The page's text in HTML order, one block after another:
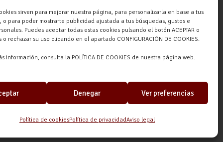
sirven para mejorar nuestra página, para personalizarla en base a tus
o para poder mostrarte publicidad ajustada a tus búsquedas, gustos e
Puedes aceptar todas estas cookies pulsando el botón ACEPTAR o
rechazar su uso clicando en el apartado CONFIGURACIÓN DE COOKIES.
información, consulta la POLÍTICA DE COOKIES de nuestra página web.
Denegar Ver preferencias
Política de cookiesPolítica de privacidadAviso legal